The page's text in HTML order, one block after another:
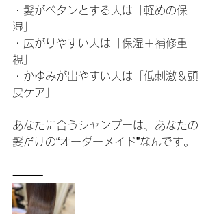
・髪がペタンとする人は「軽めの保
湿」
・広がりやすい人は「保湿＋補修重
視」
・かゆみが出やすい人は「低刺激＆頭
皮ケア」
あなたに合うシャンプーは、あなたの
髪だけの“オーダーメイド”なんです。
⸻